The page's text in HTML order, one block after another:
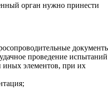
орган нужно принести
проведение испытаний
иных элементов, при их